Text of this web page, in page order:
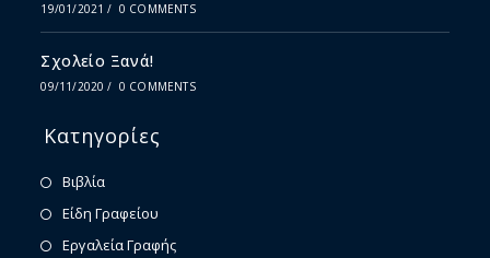
19/01/2021 / 0 COMMENTS
Σχολείο Ξανά!
09/11/2020 / 0 COMMENTS
Κατηγορίες
Βιβλία
Είδη Γραφείου
Εργαλεία Γραφής